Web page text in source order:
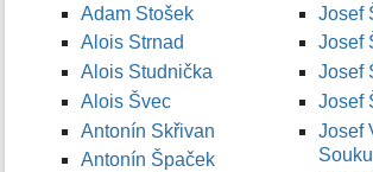
Adam Stošek
Alois Strnad
Alois Studnička
Alois Švec
Antonín Skřivan
Antonín Špaček
Josef
Josef
Josef
Josef
Josef